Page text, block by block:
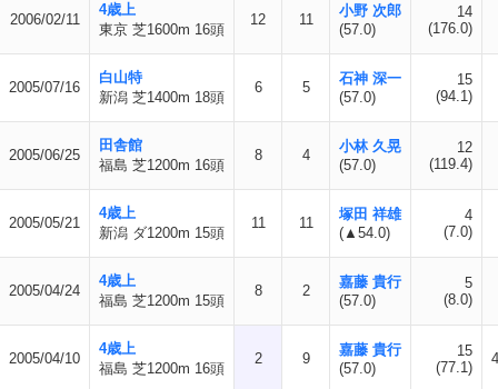
2006/02/11
4歳上
東京 芝1600m 16頭
12 11
小野 次郎
(57.0)
14
(176.0)
2005/07/16
白山特
新潟 芝1400m 18頭
6 5
石神 深一
(57.0)
15
(94.1)
2005/06/25
田舎館
福島 芝1200m 16頭
8 4
小林 久晃
(57.0)
12
(119.4)
2005/05/21
4歳上
新潟 ダ1200m 15頭
11 11
塚田 祥雄
(▲54.0)
4
(7.0)
2005/04/24
4歳上
福島 芝1200m 15頭
8 2
嘉藤 貴行
(57.0)
5
(8.0)
2005/04/10
4歳上
福島 芝1200m 16頭
2 9
嘉藤 貴行
(57.0)
15
(77.1)